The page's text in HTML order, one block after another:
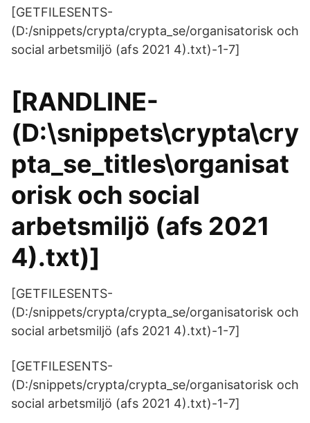
[GETFILESENTS-
(D:/snippets/crypta/crypta_se/organisatorisk och
social arbetsmiljö (afs 2021 4).txt)-1-7]
[RANDLINE-
(D:\snippets\crypta\cry
pta_se_titles\organisat
orisk och social
arbetsmiljö (afs 2021
4).txt)]
[GETFILESENTS-
(D:/snippets/crypta/crypta_se/organisatorisk och
social arbetsmiljö (afs 2021 4).txt)-1-7]
[GETFILESENTS-
(D:/snippets/crypta/crypta_se/organisatorisk och
social arbetsmiljö (afs 2021 4).txt)-1-7]